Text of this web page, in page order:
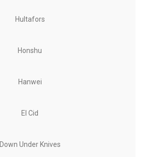
Hultafors
Honshu
Hanwei
El Cid
Down Under Knives